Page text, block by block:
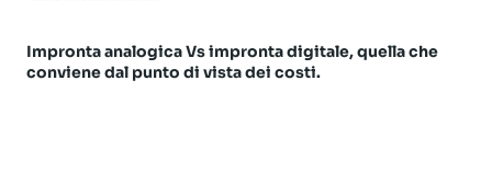
Impronta analogica Vs impronta digitale, quella che
conviene dal punto di vista dei costi.